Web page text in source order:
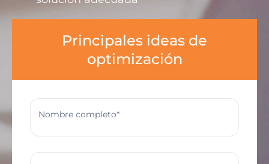
Principales ideas de
optimización
Nombre completo*